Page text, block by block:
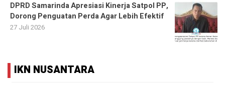
DPRD Samarinda Apresiasi Kinerja Satpol PP,
Dorong Penguatan Perda Agar Lebih Efektif
27 Juli 2026
IKN NUSANTARA